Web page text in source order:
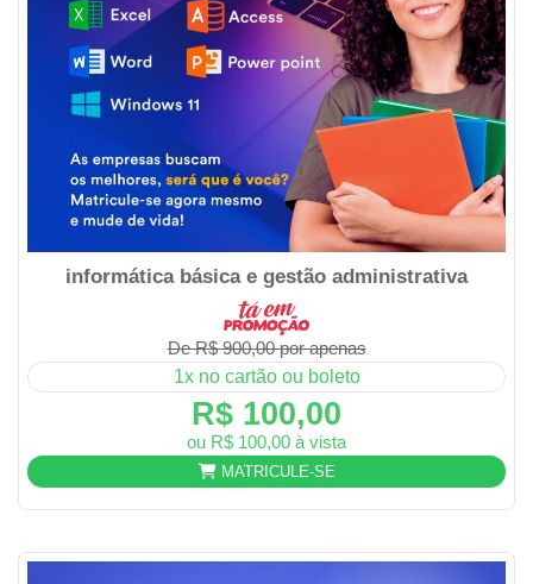
informática básica e gestão administrativa
De R$ 900,00 por apenas
1x no cartão ou boleto
R$ 100,00
ou R$ 100,00 à vista
MATRICULE-SE